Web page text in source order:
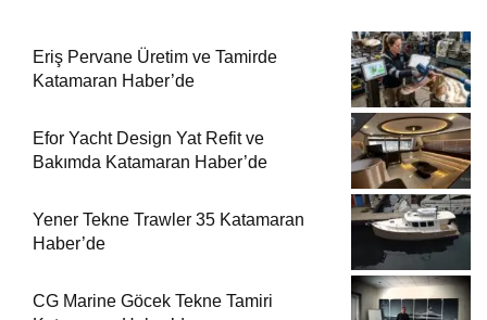
Eriş Pervane Üretim ve Tamirde
Katamaran Haber’de
Efor Yacht Design Yat Refit ve
Bakımda Katamaran Haber’de
Yener Tekne Trawler 35 Katamaran
Haber’de
CG Marine Göcek Tekne Tamiri